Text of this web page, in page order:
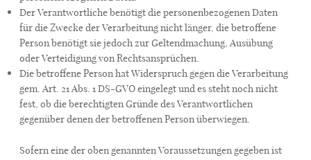
Der Verantwortliche benötigt die personenbezogenen Daten
für die Zwecke der Verarbeitung nicht länger, die betroffene
Person benötigt sie jedoch zur Geltendmachung, Ausübung
oder Verteidigung von Rechtsansprüchen.
Die betroffene Person hat Widerspruch gegen die Verarbeitung
gem. Art. 21 Abs. 1 DS-GVO eingelegt und es steht noch nicht
fest, ob die berechtigten Gründe des Verantwortlichen
gegenüber denen der betroffenen Person überwiegen.
Sofern eine der oben genannten Voraussetzungen gegeben ist